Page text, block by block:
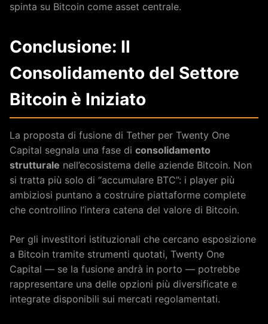
spinta su Bitcoin come asset centrale.
Conclusione: Il
Consolidamento del Settore
Bitcoin è Iniziato
La proposta di fusione di Tether per Twenty One
Capital segnala una fase di consolidamento
strutturale nell’ecosistema delle aziende Bitcoin. Non
si tratta più solo di “accumulare BTC”: i player più
ambiziosi puntano a costruire piattaforme complete
che controllino l’intera catena del valore di Bitcoin.
Per gli investitori istituzionali che cercano esposizione
a Bitcoin tramite strumenti quotati, Twenty One
Capital — se la fusione andrà in porto — potrebbe
rappresentare una delle opzioni più diversificate e
integrate disponibili sui mercati regolamentati.